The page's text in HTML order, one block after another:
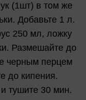
(1шт) в том же
Добавьте 1 л.
250 мл, ложку
Размешайте до
черным перцем
до кипения.
тушите 30 мин.